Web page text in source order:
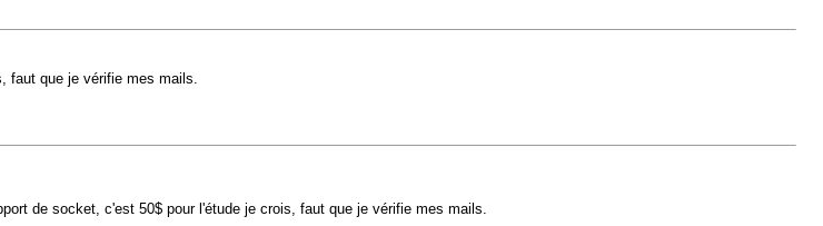
faut que je vérifie mes mails.
de socket, c'est 50$ pour l'étude je crois, faut que je vérifie mes mails.